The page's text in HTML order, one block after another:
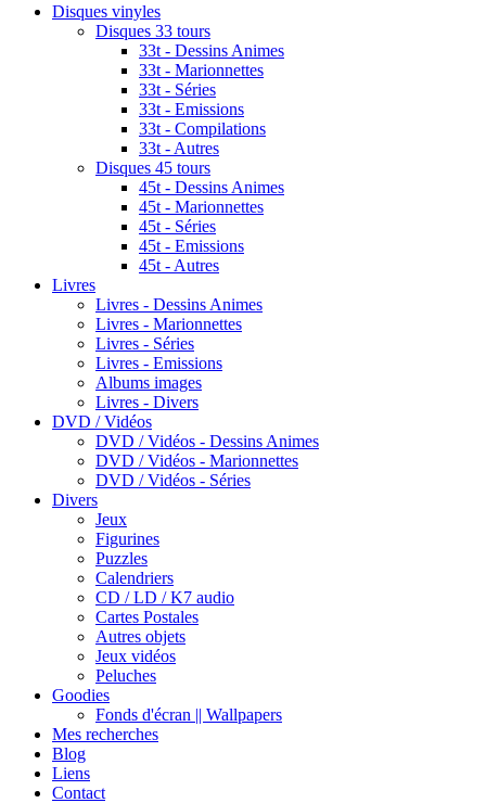
Disques vinyles
Disques 33 tours
33t - Dessins Animes
33t - Marionnettes
33t - Séries
33t - Emissions
33t - Compilations
33t - Autres
Disques 45 tours
45t - Dessins Animes
45t - Marionnettes
45t - Séries
45t - Emissions
45t - Autres
Livres
Livres - Dessins Animes
Livres - Marionnettes
Livres - Séries
Livres - Emissions
Albums images
Livres - Divers
DVD / Vidéos
DVD / Vidéos - Dessins Animes
DVD / Vidéos - Marionnettes
DVD / Vidéos - Séries
Divers
Jeux
Figurines
Puzzles
Calendriers
CD / LD / K7 audio
Cartes Postales
Autres objets
Jeux vidéos
Peluches
Goodies
Fonds d'écran || Wallpapers
Mes recherches
Blog
Liens
Contact